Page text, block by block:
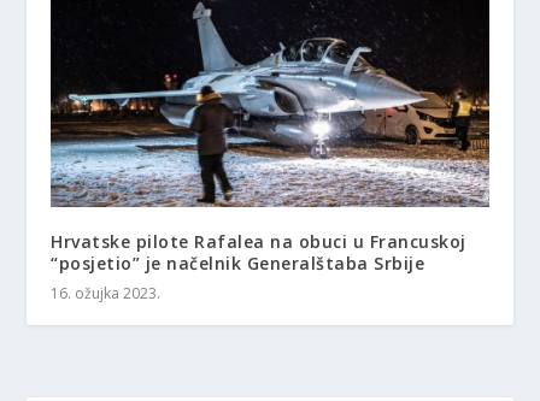
Hrvatske pilote Rafalea na obuci u Francuskoj
“posjetio” je načelnik Generalštaba Srbije
16. ožujka 2023.